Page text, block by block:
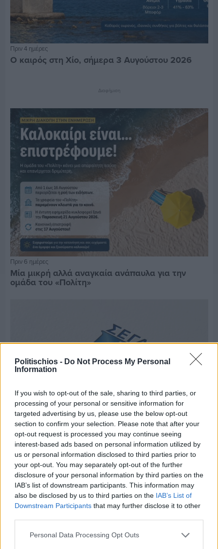
Politischios - Do Not Process My Personal
Information
If you wish to opt-out of the sale, sharing to third parties, or
processing of your personal or sensitive information for
targeted advertising by us, please use the below opt-out
section to confirm your selection. Please note that after your
opt-out request is processed you may continue seeing
interest-based ads based on personal information utilized by
us or personal information disclosed to third parties prior to
your opt-out. You may separately opt-out of the further
disclosure of your personal information by third parties on the
IAB’s list of downstream participants. This information may
also be disclosed by us to third parties on the IAB’s List of
Downstream Participants that may further disclose it to other
Personal Data Processing Opt Outs
Πριν 4 ημέρες
Ο καιρός στη Χίο, σήμερα 3 Αυγούστου 2026
Διαφήμιση
Πριν 6 ημέρες
Μία μικρή αλλά αναγκαία ανάπαυλα για την
ομάδα του «Πολίτη»
Πριν 6 ημέρες
Τρίτος στη σφαιροβολία στη διεθνή συνάντηση
Ελλάδας–Κύπρου Κ18 ο Δημήτρης Τέλλιος